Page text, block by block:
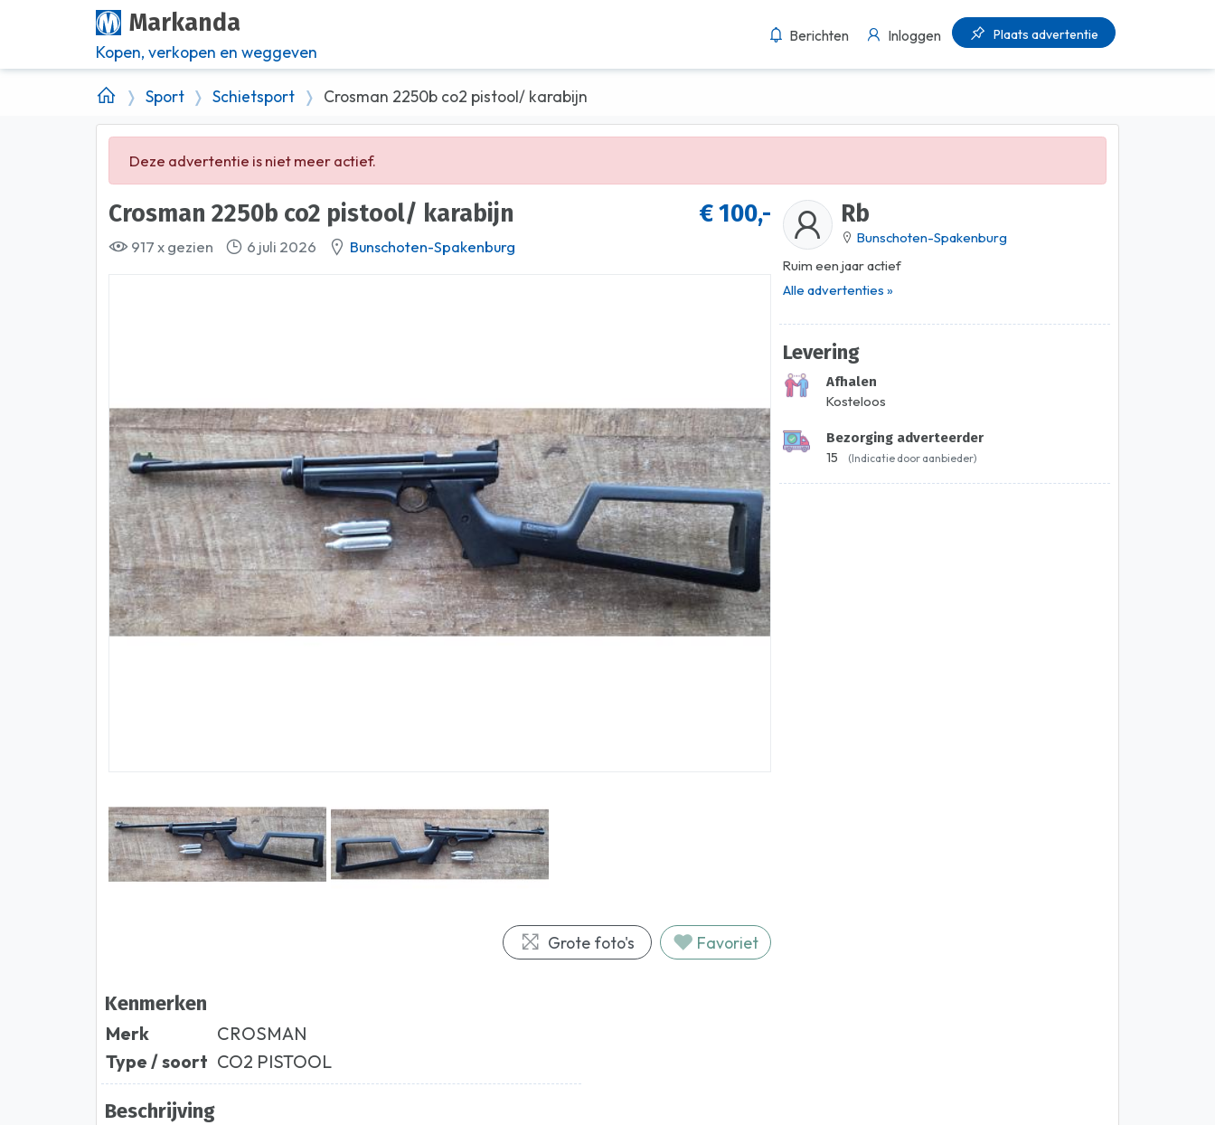
Markanda
Kopen, verkopen en weggeven
Berichten Inloggen Plaats advertentie
Sport Schietsport Crosman 2250b co2 pistool/ karabijn
Deze advertentie is niet meer actief.
€ 100,-
Crosman 2250b co2 pistool/ karabijn
917 x gezien 6 juli 2026 Bunschoten-Spakenburg
Favoriet
Grote foto's
Rb
Bunschoten-Spakenburg
Ruim een jaar actief
Alle advertenties »
Levering
Afhalen
Kosteloos
Bezorging adverteerder
15 (Indicatie door aanbieder)
Kenmerken
Merk
CROSMAN
Type / soort CO2 PISTOOL
Beschrijving